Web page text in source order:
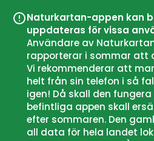
Naturkartan-appen kan
uppdateras för vissa
Användare av
rapporterar i sommar att
Vi rekommenderar att
helt från sin telefon i så
igen! Då skall den fungera
befintliga appen skall
efter sommaren. Den
all data för hela landet